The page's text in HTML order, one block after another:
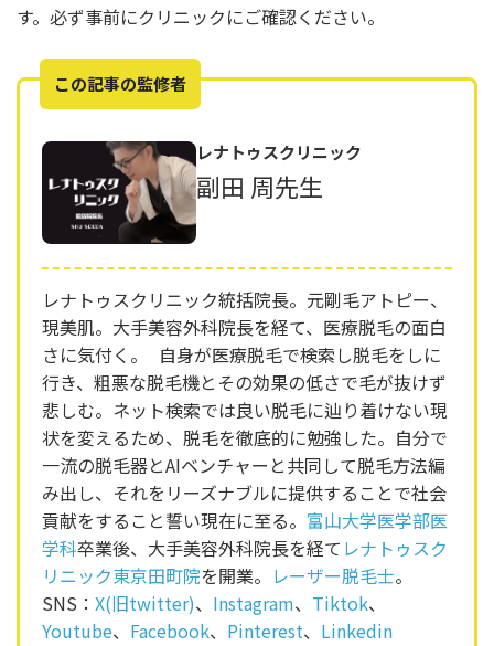
す。必ず事前にクリニックにご確認ください。
この記事の監修者
レナトゥスクリニック
副田 周先生
レナトゥスクリニック統括院長。元剛毛アトピー、
現美肌。大手美容外科院長を経て、医療脱毛の面白
さに気付く。 自身が医療脱毛で検索し脱毛をしに
行き、粗悪な脱毛機とその効果の低さで毛が抜けず
悲しむ。ネット検索では良い脱毛に辿り着けない現
状を変えるため、脱毛を徹底的に勉強した。自分で
一流の脱毛器とAIベンチャーと共同して脱毛方法編
み出し、それをリーズナブルに提供することで社会
貢献をすること誓い現在に至る。 富山大学医学部医
学科卒業後、大手美容外科院長を経て レナトゥスク
リニック東京田町院を開業。 レーザー脱毛士。
SNS： X(旧twitter)、 Instagram、 Tiktok、
Youtube、 Facebook、 Pinterest、 Linkedin